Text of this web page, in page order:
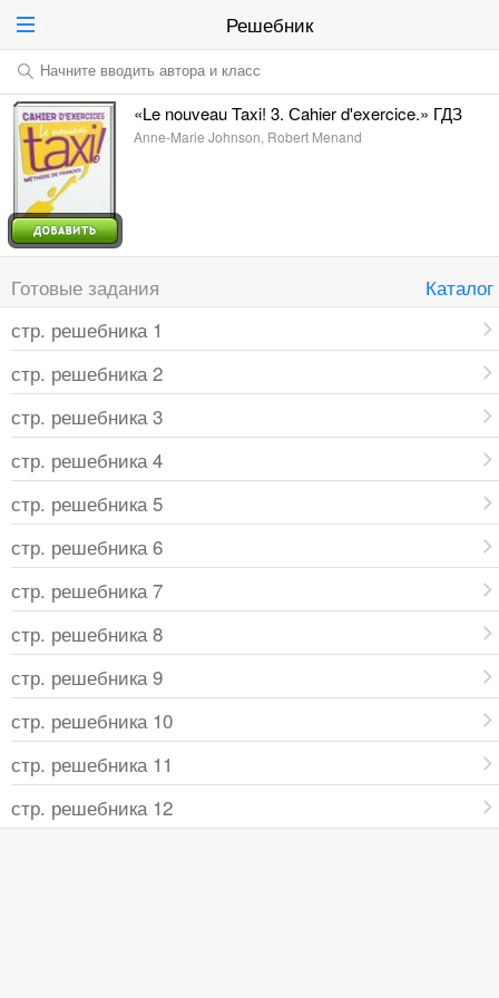
Решебник
Начните вводить автора и класс
«Le nouveau Taxi! 3. Сahier d'exercice.» ГДЗ
Anne-Marie Johnson, Robert Menand
Готовые задания
Каталог
стр. решебника 1
стр. решебника 2
стр. решебника 3
стр. решебника 4
стр. решебника 5
стр. решебника 6
стр. решебника 7
стр. решебника 8
стр. решебника 9
стр. решебника 10
стр. решебника 11
стр. решебника 12